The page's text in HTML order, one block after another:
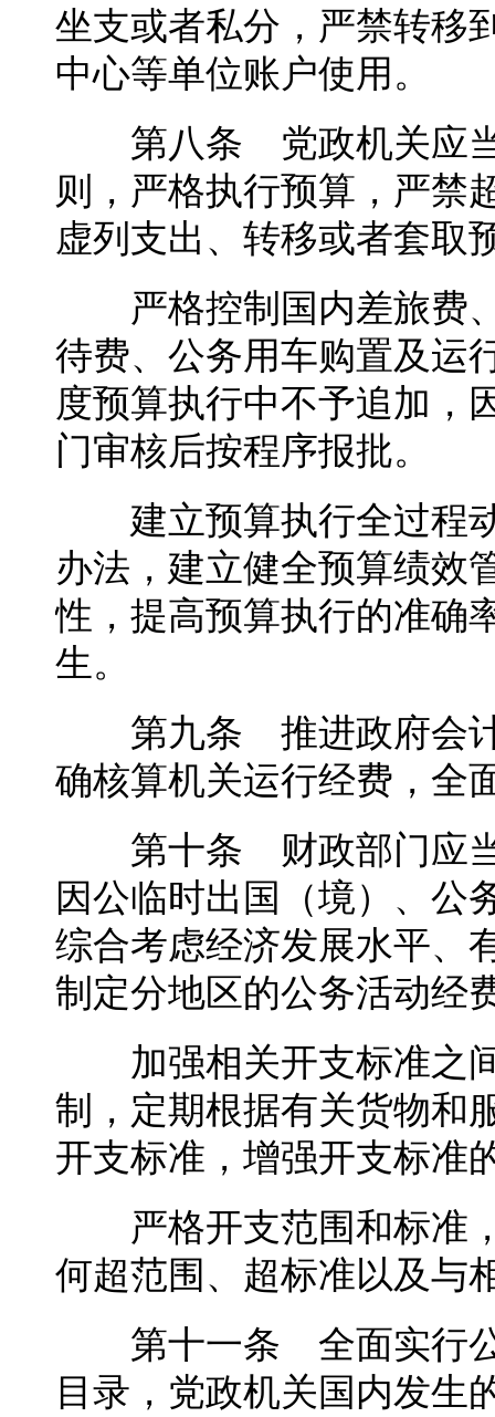
坐支或者私分，严禁转移
中心等单位账户使用。
第八条 党政机关应当
则，严格执行预算，严禁
虚列支出、转移或者套取
严格控制国内差旅费、
待费、公务用车购置及运
度预算执行中不予追加，
门审核后按程序报批。
建立预算执行全过程动
办法，建立健全预算绩效
性，提高预算执行的准确
生。
第九条 推进政府会计
确核算机关运行经费，全
第十条 财政部门应当
因公临时出国（境）、公
综合考虑经济发展水平、
制定分地区的公务活动经
加强相关开支标准之间
制，定期根据有关货物和
开支标准，增强开支标准
严格开支范围和标准，
何超范围、超标准以及与
第十一条 全面实行公
目录，党政机关国内发生